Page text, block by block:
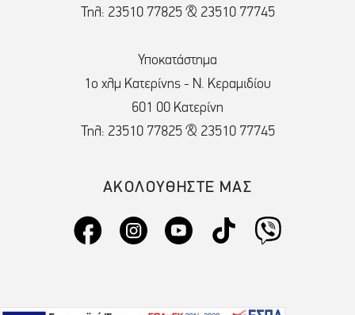
Τηλ: 23510 77825 & 23510 77745
Υποκατάστημα
1ο χλμ Κατερίνης - Ν. Κεραμιδίου
601 00 Κατερίνη
Τηλ: 23510 77825 & 23510 77745
ΑΚΟΛΟΥΘΗΣΤΕ ΜΑΣ